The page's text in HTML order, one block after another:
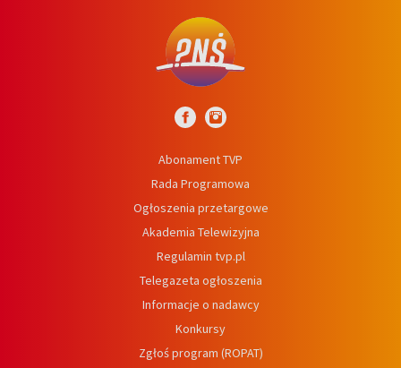
Abonament TVP
Rada Programowa
Ogłoszenia przetargowe
Akademia Telewizyjna
Regulamin tvp.pl
Telegazeta ogłoszenia
Informacje o nadawcy
Konkursy
Zgłoś program (ROPAT)